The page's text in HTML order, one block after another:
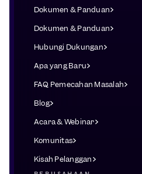
Dokumen & Panduan
Dokumen & Panduan
Hubungi Dukungan
Apa yang Baru
FAQ Pemecahan Masalah
Blog
Acara & Webinar
Komunitas
Kisah Pelanggan